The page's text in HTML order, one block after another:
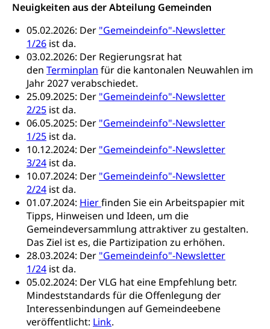
Neuigkeiten aus der Abteilung Gemeinden
05.02.2026: Der "Gemeindeinfo"-Newsletter
1/26 ist da.
03.02.2026: Der Regierungsrat hat
den Terminplan für die kantonalen Neuwahlen im
Jahr 2027 verabschiedet.
25.09.2025: Der "Gemeindeinfo"-Newsletter
2/25 ist da.
06.05.2025: Der "Gemeindeinfo"-Newsletter
1/25 ist da.
10.12.2024: Der "Gemeindeinfo"-Newsletter
3/24 ist da.
10.07.2024: Der "Gemeindeinfo"-Newsletter
2/24 ist da.
01.07.2024: Hierfinden Sie ein Arbeitspapier mit
Tipps, Hinweisen und Ideen, um die
Gemeindeversammlung attraktiver zu gestalten.
Das Ziel ist es, die Partizipation zu erhöhen.
28.03.2024: Der "Gemeindeinfo"-Newsletter
1/24 ist da.
05.02.2024: Der VLG hat eine Empfehlung betr.
Mindeststandards für die Offenlegung der
Interessenbindungen auf Gemeindeebene
veröffentlicht: Link.
Schiene und öffentlicher Verkehr
Schienenverkehr, Zugverkehr, Bahnverkehr,
Transportmittel, öffentlicher Verkehr
Verkehrsverbund Luzern VVL
Öffentlicher Verkehr Luzern Mobil
Schifffahrt
Schiffsverkehr, Binnenschifffahrt, Seeschifffahrt,
Flussschifffahrt
Schifffahrt (Strassenverkehrsamt)
Strasse
Autoverkehr, Lastwagenverkehr, Schwerverkehr,
leistungsabhängige Schwerverkehrsabgabe,
Langsamverkehr, Transportmittel, Auto, Motorrad,
Individualverkehr
zentras (Betrieb und Unterhalt LU, OW, NW,
ZG)
Strassenverkehrsamt
Verkehr und Infrastruktur vif
Kantonsstrassen
Persönliches
Zivilstand
Geburt, Heirat, Ehe, Partnerschaft, Tod,
Zivilstandsamt, Zivilstandsregiste
Zivilstandswesen
Adoption